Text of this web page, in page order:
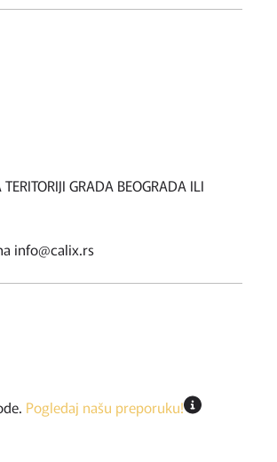
GRADA BEOGRADA ILI
info@calix.rs
Pogledaj našu preporuku!